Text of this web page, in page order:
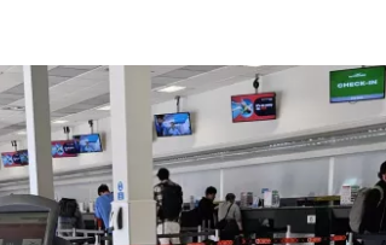
в Cestee
на туристите